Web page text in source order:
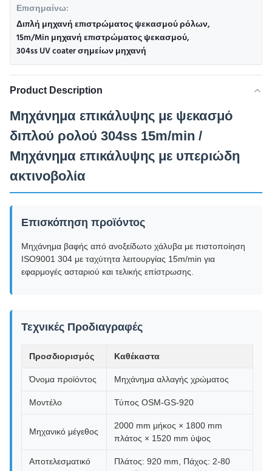
Επισημαίνω:
Διπλή μηχανή επιστρώματος ψεκασμού ρόλων,
15m/Min μηχανή επιστρώματος ψεκασμού,
304ss UV coater σημείων μηχανή
Product Description
Μηχάνημα επικάλυψης με ψεκασμό
διπλού ρολού 304ss 15m/min /
Μηχάνημα επικάλυψης με υπεριώδη
ακτινοβολία
Επισκόπηση προϊόντος
Μηχάνημα βαφής από ανοξείδωτο χάλυβα με πιστοποίηση
ISO9001 304 με ταχύτητα λειτουργίας 15m/min για
εφαρμογές ασταριού και τελικής επίστρωσης.
Τεχνικές Προδιαγραφές
Προσδιορισμός Καθέκαστα
Όνομα προϊόντος Μηχάνημα αλλαγής χρώματος
Μοντέλο Τύπος OSM-GS-920
Μηχανικό μέγεθος
2000 mm μήκος × 1800 mm
πλάτος × 1520 mm ύψος
Αποτελεσματικό
Πλάτος: 920 mm, Πάχος: 2-80